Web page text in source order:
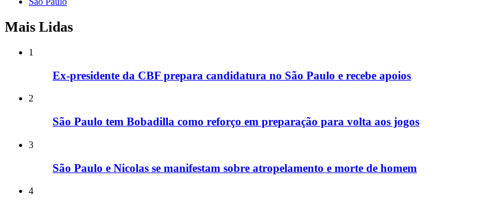
Mais Lidas
1
Ex-presidente da CBF prepara candidatura no São Paulo e recebe apoios
2
São Paulo tem Bobadilla como reforço em preparação para volta aos jogos
3
São Paulo e Nicolas se manifestam sobre atropelamento e morte de homem
4